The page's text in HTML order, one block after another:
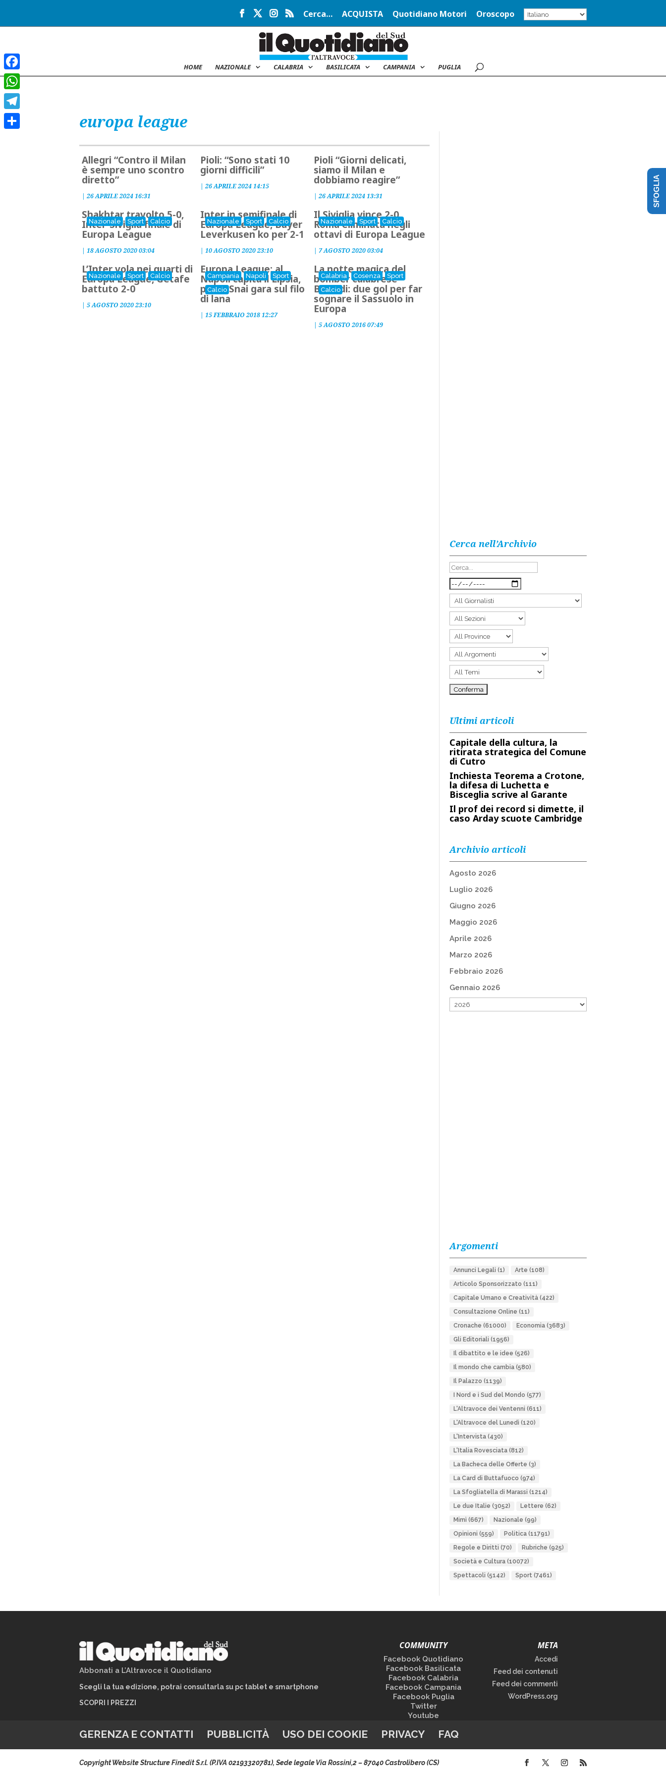
Cerca… ACQUISTA Quotidiano Motori Oroscopo
HOME NAZIONALE CALABRIA BASILICATA CAMPANIA PUGLIA
europa league
Allegri “Contro il Milan
è sempre uno scontro
diretto”
| 26 APRILE 2024 16:31
Pioli: “Sono stati 10
giorni difficili”
|26 APRILE 2024 14:15
Pioli “Giorni delicati,
siamo il Milan e
dobbiamo reagire”
|26 APRILE 2024 13:31
Nazionale Sport Calcio
Shakhtar travolto 5-0,
Inter-Siviglia finale di
Europa League
| 18 AGOSTO 2020 03:04
Nazionale Sport Calcio
Inter in semifinale di
Europa League, Bayer
Leverkusen ko per 2-1
|10 AGOSTO 2020 23:10
Nazionale Sport Calcio
Il Siviglia vince 2-0,
Roma eliminata negli
ottavi di Europa League
| 7 AGOSTO 2020 03:04
Nazionale Sport Calcio
L’Inter vola nei quarti di
Europa League, Getafe
battuto 2-0
| 5 AGOSTO 2020 23:10
Campania Napoli
Sport
Calcio
Europa League: al
Napoli capita il Lipsia,
per la Snai gara sul filo
di lana
|15 FEBBRAIO 2018 12:27
Calabria Cosenza
Sport
Calcio
La notte magica del
bomber calabrese
Berardi: due gol per far
sognare il Sassuolo in
Europa
|5 AGOSTO 2016 07:49
Cerca nell’Archivio
Ultimi articoli
Capitale della cultura, la
ritirata strategica del Comune
di Cutro
Inchiesta Teorema a Crotone,
la difesa di Luchetta e
Bisceglia scrive al Garante
Il prof dei record si dimette, il
caso Arday scuote Cambridge
Archivio articoli
Agosto 2026
Luglio 2026
Giugno 2026
Maggio 2026
Aprile 2026
Marzo 2026
Febbraio 2026
Gennaio 2026
Argomenti
Annunci Legali (1) Arte (108)
Articolo Sponsorizzato (111)
Capitale Umano e Creatività(422)
Consultazione Online (11)
Cronache (61000) Economia(3683)
Gli Editoriali (1956)
Il dibattito e le idee (526)
Il mondo che cambia(580)
Il Palazzo (1139)
I Nord e i Sud del Mondo (577)
L'Altravoce dei Ventenni (611)
L'Altravoce del Lunedì (120)
L'Intervista(430)
L'Italia Rovesciata(812)
La Bacheca delle Offerte (3)
La Card di Buttafuoco (974)
La Sfogliatella di Marassi (1214)
Le due Italie (3052) Lettere (62)
Mimì (667) Nazionale (99)
Opinioni (559) Politica(11791)
Regole e Diritti (70) Rubriche (925)
Società e Cultura(10072)
Spettacoli (5142) Sport(7461)
Abbonati a L’Altravoce il Quotidiano
Scegli la tua edizione, potrai consultarla su pc tablet e smartphone
SCOPRI I PREZZI
COMMUNITY
Facebook Quotidiano
Facebook Basilicata
Facebook Calabria
Facebook Campania
Facebook Puglia
Twitter
Youtube
META
Accedi
Feed dei contenuti
Feed dei commenti
WordPress.org
GERENZA E CONTATTI PUBBLICITÀ USO DEI COOKIE PRIVACY FAQ
Copyright Website Structure Finedit S.r.l. (P.IVA 02193320781), Sede legale Via Rossini,2 – 87040 Castrolibero (CS)
Facebook
WhatsApp
Telegram
SFOGLIA